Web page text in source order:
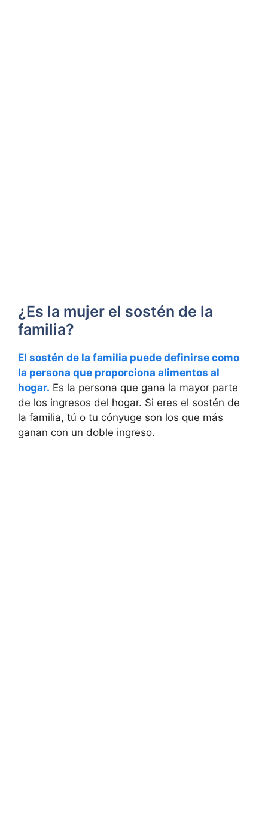
¿Es la mujer el sostén de la
familia?
El sostén de la familia puede definirse como
la persona que proporciona alimentos al
hogar. Es la persona que gana la mayor parte
de los ingresos del hogar. Si eres el sostén de
la familia, tú o tu cónyuge son los que más
ganan con un doble ingreso.